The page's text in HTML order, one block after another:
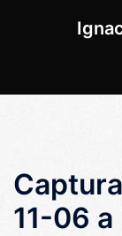
11-06 a